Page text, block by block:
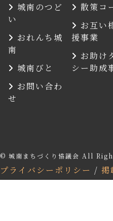
城南のつど
い
おれんち城
南
城南びと
お問い合わ
せ
散策コ
お互い
援事業
お助け
シー助成
© 城南まちづくり協議会 All
プライバシーポリシー / 掲